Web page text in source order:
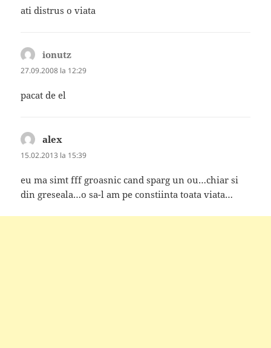
ati distrus o viata
ionutz
27.09.2008 la 12:29
pacat de el
alex
15.02.2013 la 15:39
eu ma simt fff groasnic cand sparg un ou…chiar si
din greseala…o sa-l am pe constiinta toata viata…